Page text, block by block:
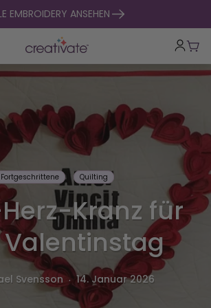
EMBROIDERY ANSEHEN
umklappen
Fortgeschrittene Quilting
Kranz für
Svensson . 14. Januar 2026